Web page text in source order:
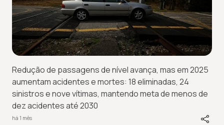
Redução de passagens de nível avança, mas em 2025
aumentam acidentes e mortes: 18 eliminadas, 24
sinistros e nove vítimas, mantendo meta de menos de
dez acidentes até 2030
há 1 mês